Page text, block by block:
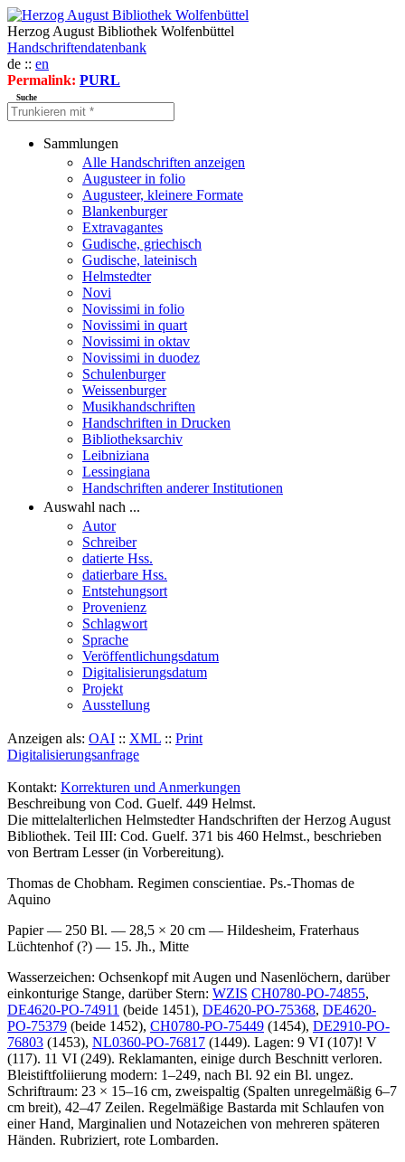
Herzog August Bibliothek Wolfenbüttel
Handschriftendatenbank
de :: en
Permalink: PURL
Suche
Sammlungen
Alle Handschriften anzeigen
Augusteer in folio
Augusteer, kleinere Formate
Blankenburger
Extravagantes
Gudische, griechisch
Gudische, lateinisch
Helmstedter
Novi
Novissimi in folio
Novissimi in quart
Novissimi in oktav
Novissimi in duodez
Schulenburger
Weissenburger
Musikhandschriften
Handschriften in Drucken
Bibliotheksarchiv
Leibniziana
Lessingiana
Handschriften anderer Institutionen
Auswahl nach ...
Autor
Schreiber
datierte Hss.
datierbare Hss.
Entstehungsort
Provenienz
Schlagwort
Sprache
Veröffentlichungsdatum
Digitalisierungsdatum
Projekt
Ausstellung
Anzeigen als: OAI :: XML :: Print
Digitalisierungsanfrage
Kontakt: Korrekturen und Anmerkungen
Beschreibung von Cod. Guelf. 449 Helmst.
Die mittelalterlichen Helmstedter Handschriften der Herzog August
Bibliothek. Teil III: Cod. Guelf. 371 bis 460 Helmst., beschrieben
von Bertram Lesser (in Vorbereitung).
Thomas de Chobham. Regimen conscientiae. Ps.-Thomas de
Aquino
Papier — 250 Bl. — 28,5 × 20 cm — Hildesheim, Fraterhaus
Lüchtenhof (?) — 15. Jh., Mitte
Wasserzeichen: Ochsenkopf mit Augen und Nasenlöchern, darüber
einkonturige Stange, darüber Stern: WZIS CH0780-PO-74855,
DE4620-PO-74911 (beide 1451), DE4620-PO-75368, DE4620-
PO-75379 (beide 1452), CH0780-PO-75449 (1454), DE2910-PO-
76803 (1453), NL0360-PO-76817 (1449). Lagen: 9 VI (107)! V
(117). 11 VI (249). Reklamanten, einige durch Beschnitt verloren.
Bleistiftfoliierung modern: 1–249, nach Bl. 92 ein Bl. ungez.
Schriftraum: 23 × 15–16 cm, zweispaltig (Spalten unregelmäßig 6–7
cm breit), 42–47 Zeilen. Regelmäßige Bastarda mit Schlaufen von
einer Hand, Marginalien und Notazeichen von mehreren späteren
Händen. Rubriziert, rote Lombarden.